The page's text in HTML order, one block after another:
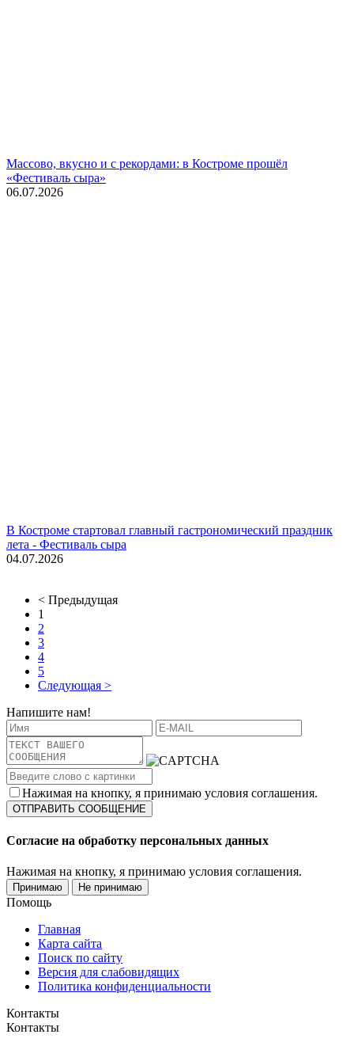
Массово, вкусно и с рекордами: в Костроме прошёл
«Фестиваль сыра»
06.07.2026
В Костроме стартовал главный гастрономический праздник
лета - Фестиваль сыра
04.07.2026
< Предыдущая
1
2
3
4
5
Следующая >
Напишите нам!
Нажимая на кнопку, я принимаю условия соглашения.
Согласие на обработку персональных данных
Нажимая на кнопку, я принимаю условия соглашения.
Принимаю Не принимаю
Помощь
Главная
Карта сайта
Поиск по сайту
Версия для слабовидящих
Политика конфиденциальности
Контакты
Контакты